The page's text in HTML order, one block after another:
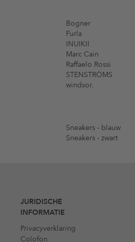
Bogner
Furla
INUIKII
Marc Cain
Raffaelo Rossi
STENSTRÖMS
windsor.
Sneakers - blauw
Sneakers - zwart
JURIDISCHE
INFORMATIE
Privacyverklaring
Colofon